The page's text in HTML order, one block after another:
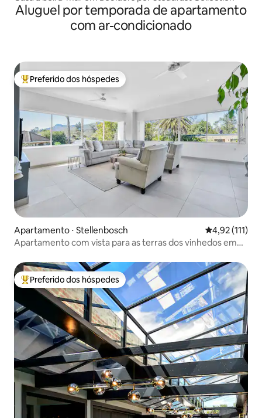
Aluguel por temporada de apartamento
com ar-condicionado
Entre os melhores preferidos dos hóspedes
Preferido dos hóspedes
Apartamento ⋅ Stellenbosch 4,92 de uma
4,92 (111)
Apartamento com vista para as terras dos vinhedos em
Entre os melhores preferidos dos hóspedes
Preferido dos hóspedes